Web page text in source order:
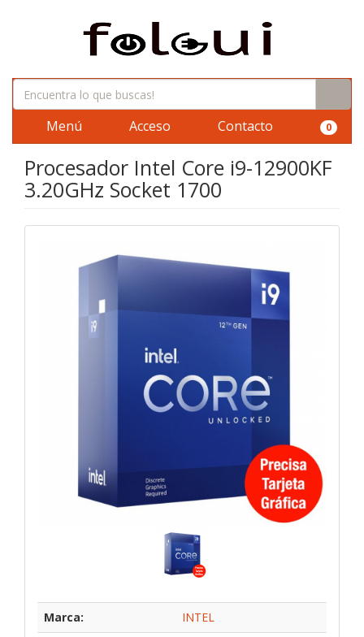
Menú Acceso Contacto 0
Procesador Intel Core i9-12900KF
3.20GHz Socket 1700
Marca:
INTEL